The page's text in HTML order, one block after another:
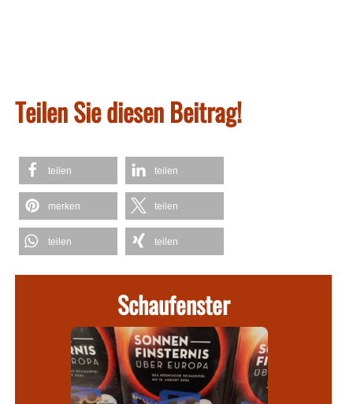
Teilen Sie diesen Beitrag!
teilen teilen
merken teilen
teilen teilen
Schaufenster